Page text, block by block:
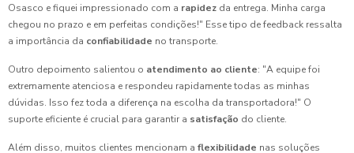
Osasco e fiquei impressionado com a rapidez da entrega. Minha carga
chegou no prazo e em perfeitas condições!" Esse tipo de feedback ressalta
a importância da confiabilidade no transporte.
Outro depoimento salientou o atendimento ao cliente: "A equipe foi
extremamente atenciosa e respondeu rapidamente todas as minhas
dúvidas. Isso fez toda a diferença na escolha da transportadora!" O
suporte eficiente é crucial para garantir a satisfação do cliente.
Além disso, muitos clientes mencionam a flexibilidade nas soluções